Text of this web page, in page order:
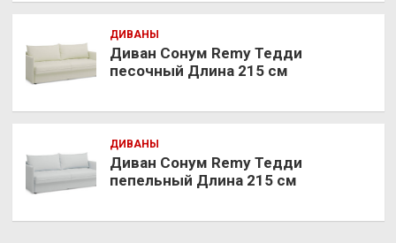
ДИВАНЫ
Диван Сонум Remy Тедди
песочный Длина 215 см
ДИВАНЫ
Диван Сонум Remy Тедди
пепельный Длина 215 см